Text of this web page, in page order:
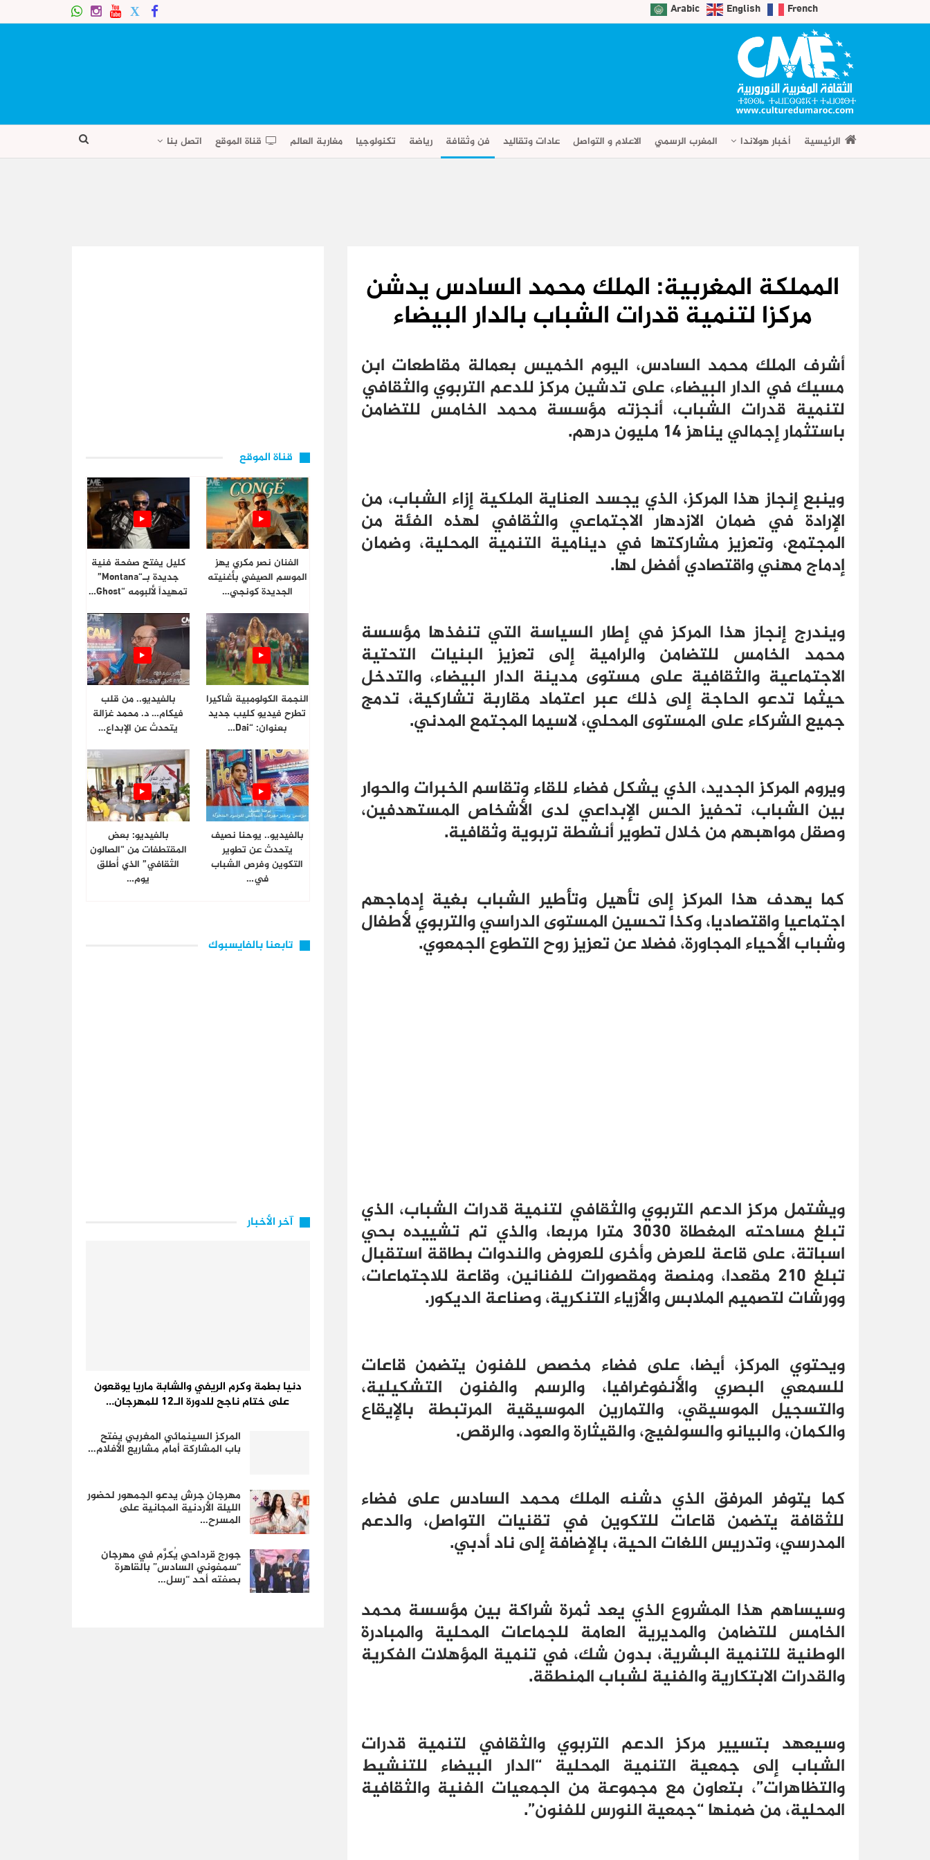
Arabic English French
الرئيسية أخبار هولاندا المغرب الرسمي الاعلام و التواصل عادات وتقاليد فن وثقافة رياضة تكنولوجيا مغاربة العالم قناة الموقع اتصل بنا
المملكة المغربية: الملك محمد السادس يدشن
مركزا لتنمية قدرات الشباب بالدار البيضاء
أشرف الملك محمد السادس، اليوم الخميس بعمالة مقاطعات ابن
مسيك في الدار البيضاء، على تدشين مركز للدعم التربوي والثقافي
لتنمية قدرات الشباب، أنجزته مؤسسة محمد الخامس للتضامن
باستثمار إجمالي يناهز 14 مليون درهم.
وينبع إنجاز هذا المركز، الذي يجسد العناية الملكية إزاء الشباب، من
الإرادة في ضمان الازدهار الاجتماعي والثقافي لهذه الفئة من
المجتمع، وتعزيز مشاركتها في دينامية التنمية المحلية، وضمان
إدماج مهني واقتصادي أفضل لها.
ويندرج إنجاز هذا المركز في إطار السياسة التي تنفذها مؤسسة
محمد الخامس للتضامن والرامية إلى تعزيز البنيات التحتية
الاجتماعية والثقافية على مستوى مدينة الدار البيضاء، والتدخل
حيثما تدعو الحاجة إلى ذلك عبر اعتماد مقاربة تشاركية، تدمج
جميع الشركاء على المستوى المحلي، لاسيما المجتمع المدني.
ويروم المركز الجديد، الذي يشكل فضاء للقاء وتقاسم الخبرات والحوار
بين الشباب، تحفيز الحس الإبداعي لدى الأشخاص المستهدفين،
وصقل مواهبهم من خلال تطوير أنشطة تربوية وثقافية.
كما يهدف هذا المركز إلى تأهيل وتأطير الشباب بغية إدماجهم
اجتماعيا واقتصاديا، وكذا تحسين المستوى الدراسي والتربوي لأطفال
وشباب الأحياء المجاورة، فضلا عن تعزيز روح التطوع الجمعوي.
ويشتمل مركز الدعم التربوي والثقافي لتنمية قدرات الشباب، الذي
تبلغ مساحته المغطاة 3030 مترا مربعا، والذي تم تشييده بحي
اسباتة، على قاعة للعرض وأخرى للعروض والندوات بطاقة استقبال
تبلغ 210 مقعدا، ومنصة ومقصورات للفنانين، وقاعة للاجتماعات،
وورشات لتصميم الملابس والأزياء التنكرية، وصناعة الديكور.
ويحتوي المركز، أيضا، على فضاء مخصص للفنون يتضمن قاعات
للسمعي البصري والأنفوغرافيا، والرسم والفنون التشكيلية،
والتسجيل الموسيقي، والتمارين الموسيقية المرتبطة بالإيقاع
والكمان، والبيانو والسولفيج، والقيثارة والعود، والرقص.
كما يتوفر المرفق الذي دشنه الملك محمد السادس على فضاء
للثقافة يتضمن قاعات للتكوين في تقنيات التواصل، والدعم
المدرسي، وتدريس اللغات الحية، بالإضافة إلى ناد أدبي.
وسيساهم هذا المشروع الذي يعد ثمرة شراكة بين مؤسسة محمد
الخامس للتضامن والمديرية العامة للجماعات المحلية والمبادرة
الوطنية للتنمية البشرية، بدون شك، في تنمية المؤهلات الفكرية
والقدرات الابتكارية والفنية لشباب المنطقة.
وسيعهد بتسيير مركز الدعم التربوي والثقافي لتنمية قدرات
الشباب إلى جمعية التنمية المحلية “الدار البيضاء للتنشيط
والتظاهرات”، بتعاون مع مجموعة من الجمعيات الفنية والثقافية
المحلية، من ضمنها “جمعية النورس للفنون”.
قناة الموقع
الفنان نصر مكري يهز
الموسم الصيفي بأغنيته
الجديدة كونجي…
كليل يفتح صفحة فنية
جديدة بـ“Montana”
تمهيداً لألبومه “Ghost…
النجمة الكولومبية شاكيرا
تطرح فيديو كليب جديد
بعنوان: “Dai…
بالفيديو.. من قلب
فيكام… د. محمد غزالة
يتحدث عن الإبداع…
بالفيديو.. يوحنا نصيف
يتحدث عن تطوير
التكوين وفرص الشباب
في…
بالفيديو: بعض
المقتطفات من “الصالون
الثقافي” الذي أُطلق
يوم…
تابعنا بالفايسبوك
آخر الأخبار
دنيا بطمة وكرم الريفي والشابة ماريا يوقعون
على ختام ناجح للدورة الـ12 للمهرجان…
المركز السينمائي المغربي يفتح
باب المشاركة أمام مشاريع الأفلام…
مهرجان جرش يدعو الجمهور لحضور
الليلة الأردنية المجانية على
المسرح…
جورج قرداحي يُكرَّم في مهرجان
“سمفوني السادس” بالقاهرة
بصفته أحد “رسل…